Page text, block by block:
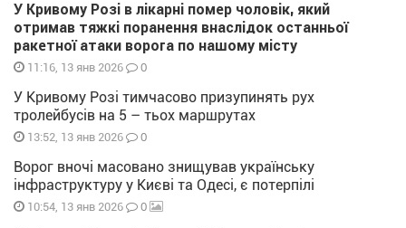
У Кривому Розі в лікарні помер чоловік, який
отримав тяжкі поранення внаслідок останньої
ракетної атаки ворога по нашому місту
11:16, 13 янв 2026 0
У Кривому Розі тимчасово призупинять рух
тролейбусів на 5 – тьох маршрутах
13:52, 13 янв 2026 0
Ворог вночі масовано знищував українську
інфраструктуру у Києві та Одесі, є потерпілі
10:54, 13 янв 2026 0